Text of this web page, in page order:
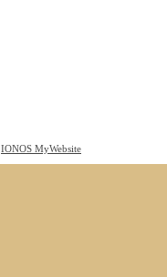
IONOS MyWebsite